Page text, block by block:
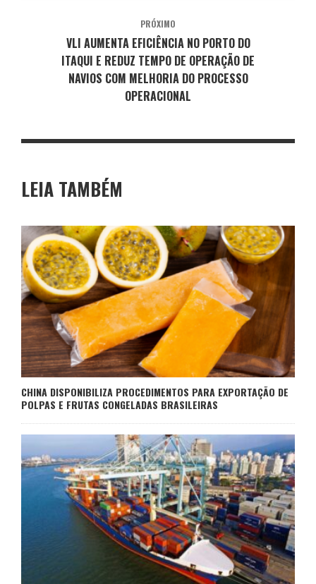
PRÓXIMO
VLI AUMENTA EFICIÊNCIA NO PORTO DO
ITAQUI E REDUZ TEMPO DE OPERAÇÃO DE
NAVIOS COM MELHORIA DO PROCESSO
OPERACIONAL
LEIA TAMBÉM
CHINA DISPONIBILIZA PROCEDIMENTOS PARA EXPORTAÇÃO DE
POLPAS E FRUTAS CONGELADAS BRASILEIRAS